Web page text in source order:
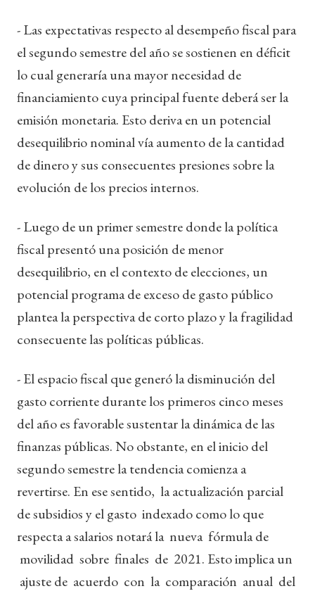
- Las expectativas respecto al desempeño fiscal para
el segundo semestre del año se sostienen en déficit
lo cual generaría una mayor necesidad de
financiamiento cuya principal fuente deberá ser la
emisión monetaria. Esto deriva en un potencial
desequilibrio nominal vía aumento de la cantidad
de dinero y sus consecuentes presiones sobre la
evolución de los precios internos.
- Luego de un primer semestre donde la política
fiscal presentó una posición de menor
desequilibrio, en el contexto de elecciones, un
potencial programa de exceso de gasto público
plantea la perspectiva de corto plazo y la fragilidad
consecuente las políticas públicas.
- El espacio fiscal que generó la disminución del
gasto corriente durante los primeros cinco meses
del año es favorable sustentar la dinámica de las
finanzas públicas. No obstante, en el inicio del
segundo semestre la tendencia comienza a
revertirse. En ese sentido, la actualización parcial
de subsidios y el gasto indexado como lo que
respecta a salarios notará la nueva fórmula de
movilidad sobre finales de 2021. Esto implica un
ajuste de acuerdo con la comparación anual del